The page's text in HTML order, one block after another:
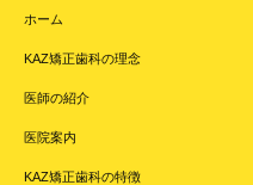
ホーム
KAZ矯正歯科の理念
医師の紹介
医院案内
KAZ矯正歯科の特徴